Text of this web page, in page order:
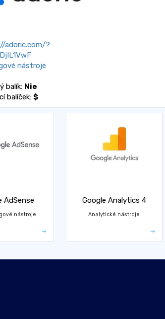
?
nástroje
balík: Nie
balíček: $
AdSense
nástroje
Google Analytics 4
Analytické nástroje